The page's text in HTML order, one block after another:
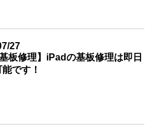
27
板修理】iPadの基板修理は即日
です！